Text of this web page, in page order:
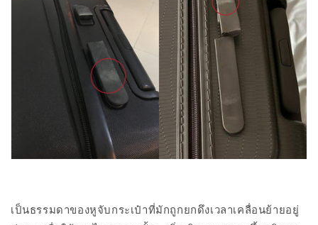
เป็นธรรมดาของหูจับกระเป๋าที่มักถูกยกดึงเวลาเคลื่อนย้ายอยู่